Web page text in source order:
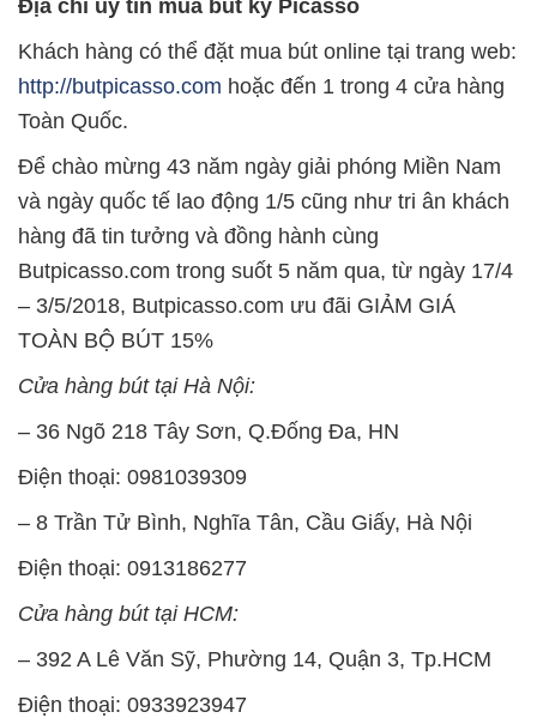
Địa chỉ uy tín mua bút ký Picasso
Khách hàng có thể đặt mua bút online tại trang web:
http://butpicasso.com hoặc đến 1 trong 4 cửa hàng
Toàn Quốc.
Để chào mừng 43 năm ngày giải phóng Miền Nam
và ngày quốc tế lao động 1/5 cũng như tri ân khách
hàng đã tin tưởng và đồng hành cùng
Butpicasso.com trong suốt 5 năm qua, từ ngày 17/4
– 3/5/2018, Butpicasso.com ưu đãi GIẢM GIÁ
TOÀN BỘ BÚT 15%
Cửa hàng bút tại Hà Nội:
– 36 Ngõ 218 Tây Sơn, Q.Đống Đa, HN
Điện thoại: 0981039309
– 8 Trần Tử Bình, Nghĩa Tân, Cầu Giấy, Hà Nội
Điện thoại: 0913186277
Cửa hàng bút tại HCM:
– 392 A Lê Văn Sỹ, Phường 14, Quận 3, Tp.HCM
Điện thoại: 0933923947